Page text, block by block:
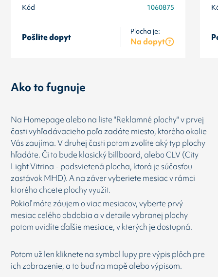
Kód 1060875
Pošlite dopyt
Plocha je:
Na dopyt
Ako to fugnuje
Na Homepage alebo na liste "Reklamné plochy" v prvej
časti vyhľadávacieho poľa zadáte miesto, ktorého okolie
Vás zaujíma. V druhej časti potom zvolíte aký typ plochy
hľadáte. Či to bude klasický billboard, alebo CLV (City
Light Vitrina - podsvietená plocha, ktorá je súčasťou
zastávok MHD). A na záver vyberiete mesiac v rámci
ktorého chcete plochy využit.
Pokiaľ máte záujem o viac mesiacov, vyberte prvý
mesiac celého obdobia a v detaile vybranej plochy
potom uvidíte ďalšie mesiace, v kterých je dostupná.
Potom už len kliknete na symbol lupy pre výpis plôch pre
ich zobrazenie, a to buď na mapě alebo výpisom.